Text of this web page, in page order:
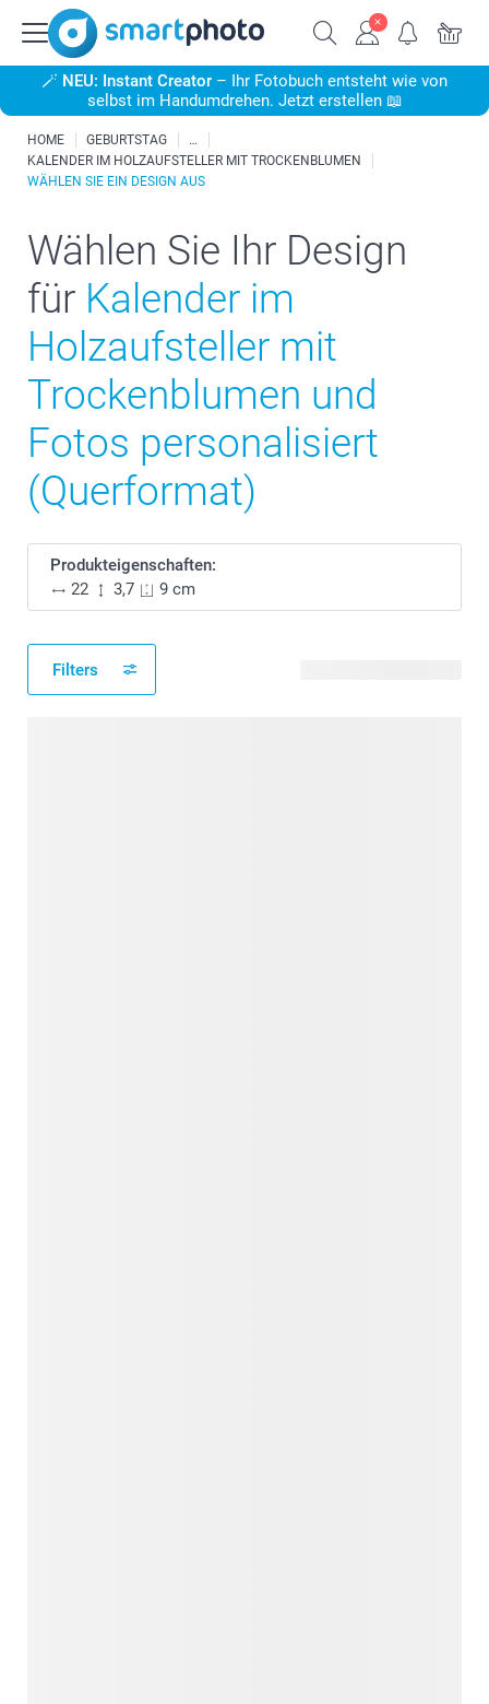
🪄 NEU: Instant Creator – Ihr Fotobuch entsteht wie von
selbst im Handumdrehen. Jetzt erstellen 📖
HOME
GEBURTSTAG
KALENDER IM HOLZAUFSTELLER MIT TROCKENBLUMEN
WÄHLEN SIE EIN DESIGN AUS
Wählen Sie Ihr Design
für Kalender im
Holzaufsteller mit
Trockenblumen und
Fotos personalisiert
(Querformat)
Produkteigenschaften:
22
3,7 9 cm
Filters